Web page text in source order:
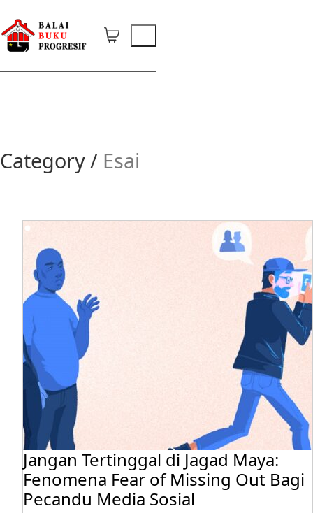
Category / Esai
Jangan Tertinggal di Jagad Maya:
Fenomena Fear of Missing Out Bagi
Pecandu Media Sosial